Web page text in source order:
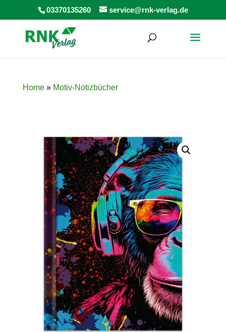
03370135260 service@rnk-verlag.de
Home» Motiv-Notizbücher